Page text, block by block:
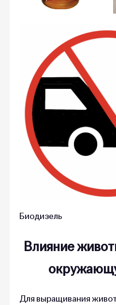
Биодизель
Влияние
Для выращивания